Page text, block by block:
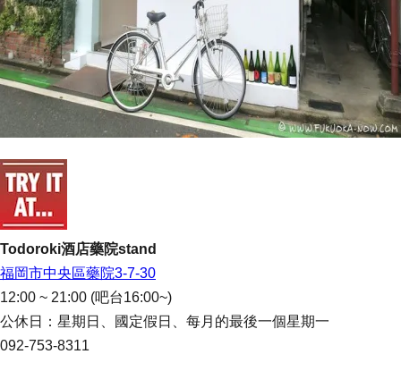
Todoroki酒店藥院stand
福岡市中央區藥院3-7-30
12:00 ~ 21:00 (吧台16:00~)
公休日：星期日、國定假日、每月的最後一個星期一
092-753-8311